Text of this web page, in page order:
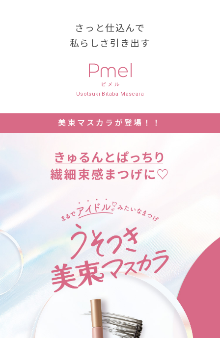
さっと仕込んで
私らしさ引き出す
Usotsuki Bitaba Mascara
美束マスカラが登場！！